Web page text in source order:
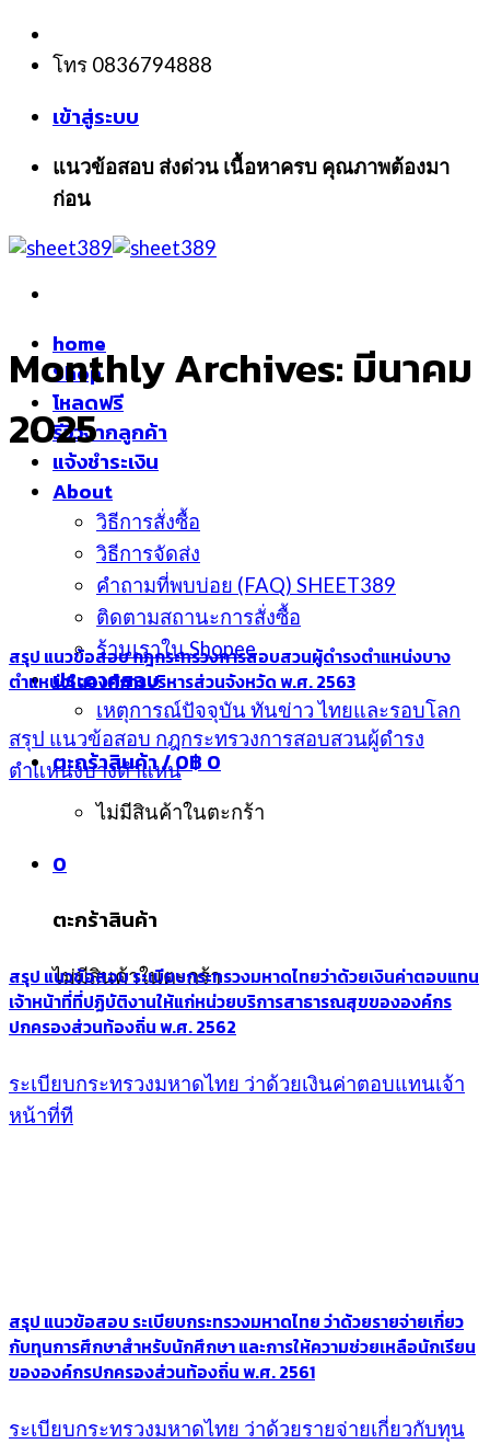
Skip
content
โทร 0836794888
เข้าสู่ระบบ
แนวข้อสอบ ส่งด่วน เนื้อหาครบ คุณภาพต้องมา
ก่อน
home
Shop
โหลดฟรี
รีวิวจากลูกค้า
แจ้งชำระเงิน
About
วิธีการสั่งซื้อ
วิธีการจัดส่ง
คำถามที่พบบ่อย (FAQ) SHEET389
ติดตามสถานะการสั่งซื้อ
ร้านเราใน Shopee
ประกาศสอบ
เหตุการณ์ปัจจุบัน ทันข่าว ไทยและรอบโลก
ตะกร้าสินค้า /0฿ 0
ไม่มีสินค้าในตะกร้า
0
ตะกร้าสินค้า
ไม่มีสินค้าในตะกร้า
Monthly Archives: มีนาคม
2025
สรุป แนวข้อสอบ กฎกระทรวงการสอบสวนผู้ดำรงตำแหน่งบาง
ตำแหน่งในองค์การบริหารส่วนจังหวัด พ.ศ. 2563
สรุป แนวข้อสอบ กฎกระทรวงการสอบสวนผู้ดำรง
ตำแหน่งบางตำแหน
สรุป แนวข้อสอบ ระเบียบกระทรวงมหาดไทยว่าด้วยเงินค่าตอบแทน
เจ้าหน้าที่ที่ปฏิบัติงานให้แก่หน่วยบริการสาธารณสุขขององค์กร
ปกครองส่วนท้องถิ่น พ.ศ. 2562
ระเบียบกระทรวงมหาดไทย ว่าด้วยเงินค่าตอบแทนเจ้า
หน้าที่ที
สรุป แนวข้อสอบ ระเบียบกระทรวงมหาดไทย ว่าด้วยรายจ่ายเกี่ยว
กับทุนการศึกษาสำหรับนักศึกษา และการให้ความช่วยเหลือนักเรียน
ขององค์กรปกครองส่วนท้องถิ่น พ.ศ. 2561
ระเบียบกระทรวงมหาดไทย ว่าด้วยรายจ่ายเกี่ยวกับทุน